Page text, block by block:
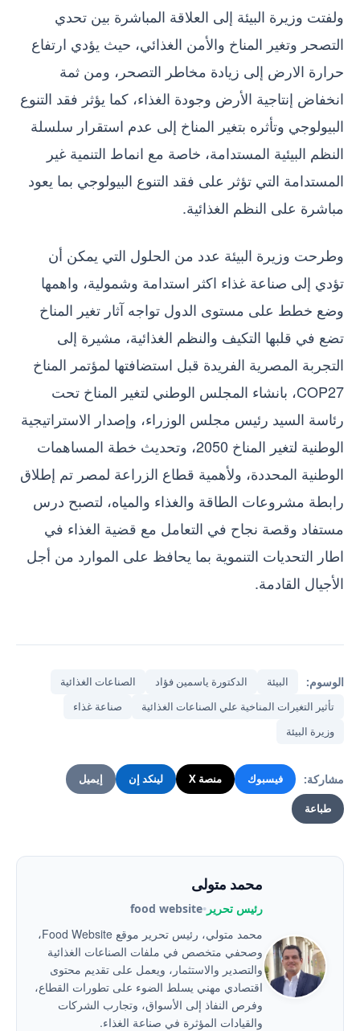
ولفتت وزيرة البيئة إلى العلاقة المباشرة بين تحدي
التصحر وتغير المناخ والأمن الغذائي، حيث يؤدي ارتفاع
حرارة الارض إلى زيادة مخاطر التصحر، ومن ثمة
انخفاض إنتاجية الأرض وجودة الغذاء، كما يؤثر فقد التنوع
البيولوجي وتأثره بتغير المناخ إلى عدم استقرار سلسلة
النظم البيئية المستدامة، خاصة مع انماط التنمية غير
المستدامة التي تؤثر على فقد التنوع البيولوجي بما يعود
مباشرة على النظم الغذائية.
وطرحت وزيرة البيئة عدد من الحلول التي يمكن أن
تؤدي إلى صناعة غذاء اكثر استدامة وشمولية، واهمها
وضع خطط على مستوى الدول تواجه آثار تغير المناخ
تضع في قلبها التكيف والنظم الغذائية، مشيرة إلى
التجربة المصرية الفريدة قبل استضافتها لمؤتمر المناخ
COP27، بانشاء المجلس الوطني لتغير المناخ تحت
رئاسة السيد رئيس مجلس الوزراء، وإصدار الاستراتيجية
الوطنية لتغير المناخ 2050، وتحديث خطة المساهمات
الوطنية المحددة، ولأهمية قطاع الزراعة لمصر تم إطلاق
رابطة مشروعات الطاقة والغذاء والمياه، لتصبح درس
مستفاد وقصة نجاح في التعامل مع قضية الغذاء في
اطار التحديات التنموية بما يحافظ على الموارد من أجل
الأجيال القادمة.
الوسوم: البيئة الدكتورة ياسمين فؤاد
الصناعات الغذائية
تأثير التغيرات المناخية علي الصناعات الغذائية
صناعة غذاء
وزيرة البيئة
مشاركة: فيسبوك منصة X لينكد إن إيميل
طباعة
محمد متولى
رئيس تحرير •
food website
محمد متولي، رئيس تحرير موقع Food Website،
وصحفي متخصص في ملفات الصناعات الغذائية
والتصدير والاستثمار، ويعمل على تقديم محتوى
اقتصادي مهني يسلط الضوء على تطورات القطاع،
وفرص النفاذ إلى الأسواق، وتجارب الشركات
والقيادات المؤثرة في صناعة الغذاء.